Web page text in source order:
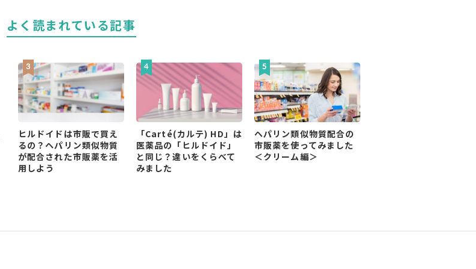
よく読まれている記事
ヒルドイドは市販で買え
るの？ヘパリン類似物質
が配合された市販薬を活
用しよう
「Carté(カルテ) HD」は
医薬品の「ヒルドイド」
と同じ？違いをくらべて
みました
ヘパリン類似物質配合の
市販薬を使ってみました
＜クリーム編＞